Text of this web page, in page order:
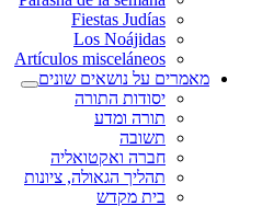
Fiestas Judías
Los Noájidas
Artículos misceláneos
מאמרים על נושאים שונים
יסודות התורה
תורה ומדע
תשובה
חברה ואקטואליה
תהליך הגאולה, ציונות
בית מקדש